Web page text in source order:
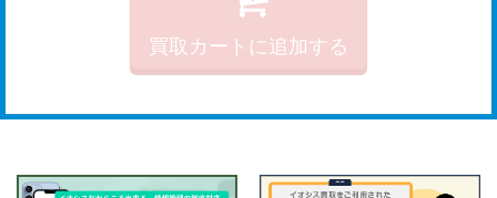
買取カートに追加する